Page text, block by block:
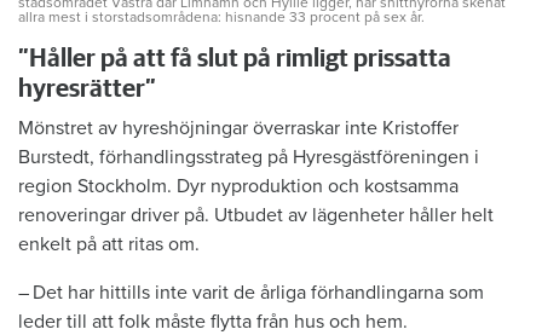
allra mest i storstadsområdena: hisnande 33 procent på sex år.
”Håller på att få slut på rimligt prissatta
hyresrätter”
Mönstret av hyreshöjningar överraskar inte Kristoffer
Burstedt, förhandlingsstrateg på Hyresgästföreningen i
region Stockholm. Dyr nyproduktion och kostsamma
renoveringar driver på. Utbudet av lägenheter håller helt
enkelt på att ritas om.
– Det har hittills inte varit de årliga förhandlingarna som
leder till att folk måste flytta från hus och hem.